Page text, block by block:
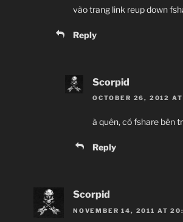
vào trang link reup down
Reply
Scorpid
OCTOBER 26, 2012
à quên, có fshare bên
Reply
Scorpid
NOVEMBER 14, 2011 AT